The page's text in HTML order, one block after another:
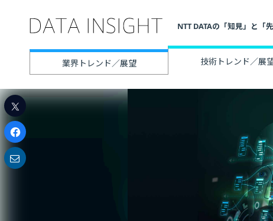
NTT DATAの「知見」と「
業界トレンド／展望 技術トレンド／展